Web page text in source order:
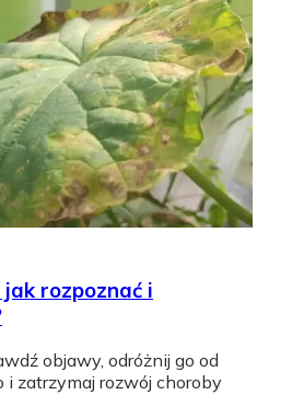
rozpoznać i
objawy, odróżnij go od
zatrzymaj rozwój choroby